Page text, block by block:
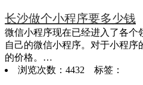
长沙做个小程序要多少钱
微信小程序现在已经进入了各个
自己的微信小程序。对于小程
的价格。…
浏览次数：4432 标签：